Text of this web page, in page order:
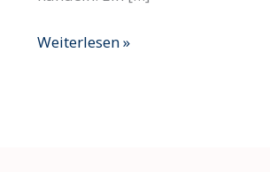
Weiterlesen »